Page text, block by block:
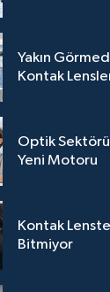
Yakın
Kontak
Optik
Yeni Motoru
Kontak
Bitmiyor